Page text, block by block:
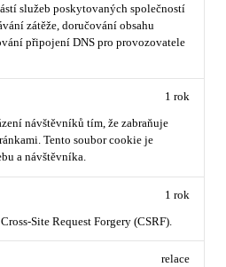
služeb poskytovaných společností
zátěže, doručování obsahu
připojení DNS pro provozovatele
návštěvníků tím, že zabraňuje
Tento soubor cookie je
a návštěvníka.
1 rok
Site Request Forgery (CSRF).
1 rok
relace